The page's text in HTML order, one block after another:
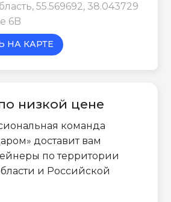
55.569692, 38.043729
6B
НА КАРТЕ
низкой цене
команда
доставит вам
по территории
и Российской